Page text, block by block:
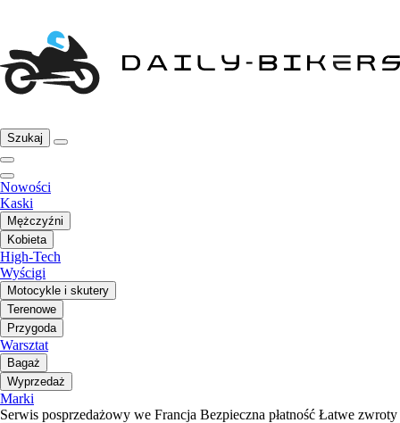
Szukaj
Nowości
Kaski
Mężczyźni
Kobieta
High-Tech
Wyścigi
Motocykle i skutery
Terenowe
Przygoda
Warsztat
Bagaż
Wyprzedaż
Marki
Serwis posprzedażowy we Francja Bezpieczna płatność Łatwe zwroty